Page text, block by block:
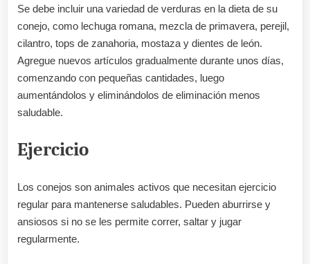
Se debe incluir una variedad de verduras en la dieta de su
conejo, como lechuga romana, mezcla de primavera, perejil,
cilantro, tops de zanahoria, mostaza y dientes de león.
Agregue nuevos artículos gradualmente durante unos días,
comenzando con pequeñas cantidades, luego
aumentándolos y eliminándolos de eliminación menos
saludable.
Ejercicio
Los conejos son animales activos que necesitan ejercicio
regular para mantenerse saludables. Pueden aburrirse y
ansiosos si no se les permite correr, saltar y jugar
regularmente.